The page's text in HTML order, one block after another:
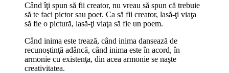
Când îţi spun să fii creator, nu vreau să spun că trebuie
să te faci pictor sau poet. Ca să fii creator, lasă-ţi viaţa
să fie o pictură, lasă-ţi viaţa să fie un poem.
Când inima este trează, când inima dansează de
recunoştinţă adâncă, când inima este în acord, în
armonie cu existenţa, din acea armonie se naşte
creativitatea.